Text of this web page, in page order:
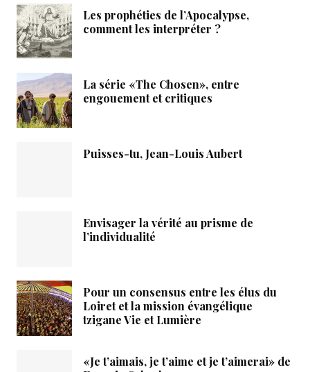
Les prophéties de l’Apocalypse,
comment les interpréter ?
La série «The Chosen», entre
engouement et critiques
Puisses-tu, Jean-Louis Aubert
Envisager la vérité au prisme de
l’individualité
Pour un consensus entre les élus du
Loiret et la mission évangélique
tzigane Vie et Lumière
«Je t’aimais, je t’aime et je t’aimerai» de